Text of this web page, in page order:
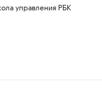
управления РБК